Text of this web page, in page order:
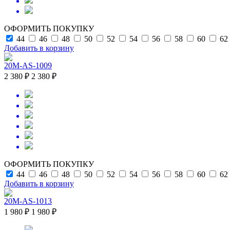
ОФОРМИТЬ ПОКУПКУ
44
46 48 50 52 54 56 58 60 62
Добавить в корзину
20M-AS-1009
2 380 ₽ 2 380 ₽
ОФОРМИТЬ ПОКУПКУ
44
46 48 50 52 54 56 58 60 62
Добавить в корзину
20M-AS-1013
1 980 ₽ 1 980 ₽